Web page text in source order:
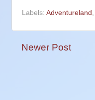
Labels: Adventureland
Newer Post